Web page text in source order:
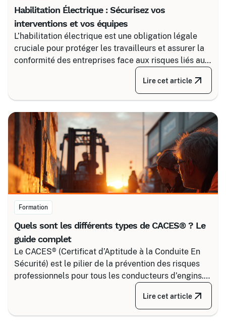
Habilitation Électrique : Sécurisez vos
interventions et vos équipes
L’habilitation électrique est une obligation légale
cruciale pour protéger les travailleurs et assurer la
conformité des entreprises face aux risques liés au
courant. Certalis vous accompagne avec des
formations sur-mesure, initiales ou de recyclage,
pour maîtriser tous les niveaux de sécurité, du
tension.
Lire cet article
Formation
Quels sont les différents types de CACES® ? Le
guide complet
Le CACES® (Certificat d’Aptitude à la Conduite En
Sécurité) est le pilier de la prévention des risques
professionnels pour tous les conducteurs d’engins.
Depuis la réforme de 2020, il s’articule autour de 8
grandes familles d’équipements, divisées selon
Lire cet article